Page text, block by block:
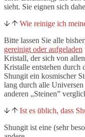
sieht. Sie eignen sich
Wie reinige ich
Bitte lassen Sie alle
gereinigt oder aufgeladen
Kristall, der sich von
Kristalle entstehen durch
Shungit ein kosmischer
lang durch alle
anderen „Steinen”
Ist es üblich, dass
Shungit ist eine (sehr